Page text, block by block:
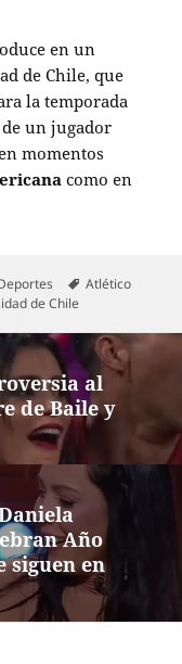
en un
de Chile, que
la temporada
un jugador
momentos
como en
Etiquetas
Atlético
de Chile
al
de Baile y
Año
siguen en